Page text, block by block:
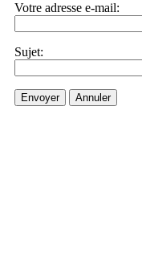
Votre adresse e-mail:
Sujet:
Envoyer Annuler